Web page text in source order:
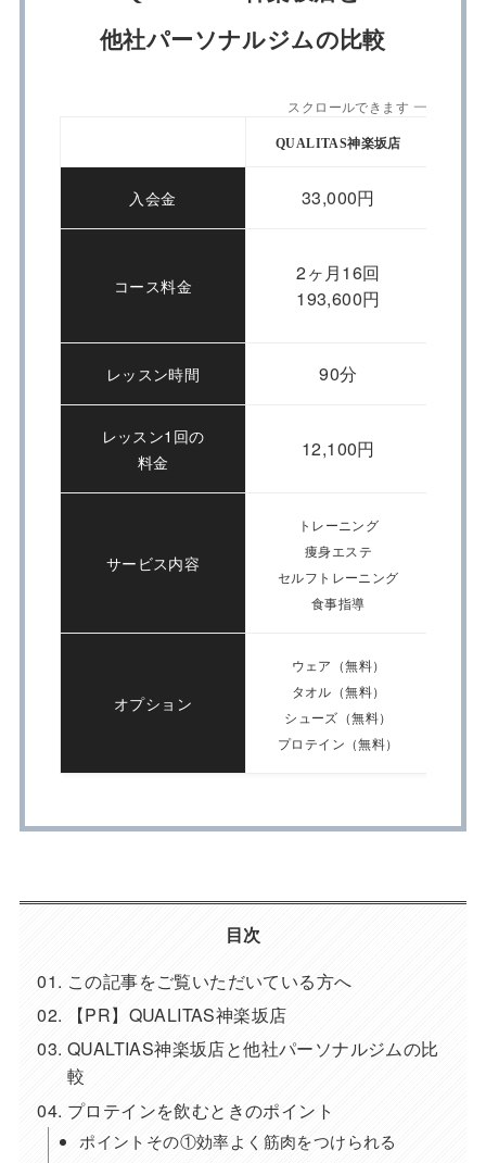
他社パーソナルジムの比較
スクロールできます
QUALITAS神楽坂店
入会金 33,000円
コース料金
2ヶ月16回
193,600円
レッスン時間 90分
レッスン1回の
料金
12,100円
サービス内容
トレーニング
痩身エステ
セルフトレーニング
食事指導
オプション
ウェア（無料）
タオル（無料）
シューズ（無料）
プロテイン（無料）
目次
この記事をご覧いただいている方へ
【PR】QUALITAS神楽坂店
QUALTIAS神楽坂店と他社パーソナルジムの比
較
プロテインを飲むときのポイント
ポイントその①効率よく筋肉をつけられる